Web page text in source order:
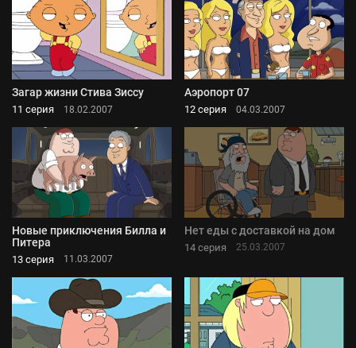
Загар жизни Стива Зиссу
11 серия 18.02.2007
Аэропорт 07
12 серия 04.03.2007
Новые приключения Билла и
Питера
13 серия 11.03.2007
Нет еды с доставкой на дом
14 серия 25.03.2007